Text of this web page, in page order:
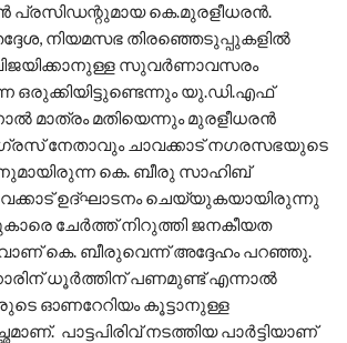
പ്രസിഡന്റുമായ കെ.മുരളീധരന്‍.
നിയമസഭ തിരഞ്ഞെടുപ്പുകളില്‍
സുവര്‍ണാവസരം
ഒരുക്കിയിട്ടുണ്ടെന്നും യു.ഡി.എഫ്
മാത്രം മതിയെന്നും മുരളീധരന്‍
നേതാവും ചാവക്കാട് നഗരസഭയുടെ
കെ. ബീരു സാഹിബ്
ഉദ്ഘാടനം ചെയ്യുകയായിരുന്നു
ചേര്‍ത്ത് നിറുത്തി ജനകീയത
കെ. ബീരുവെന്ന് അദ്ദേഹം പറഞ്ഞു.
ധൂര്‍ത്തിന് പണമുണ്ട് എന്നാല്‍
ഓണറേറിയം കൂട്ടാനുള്ള
പാട്ടപിരിവ് നടത്തിയ പാര്‍ട്ടിയാണ്